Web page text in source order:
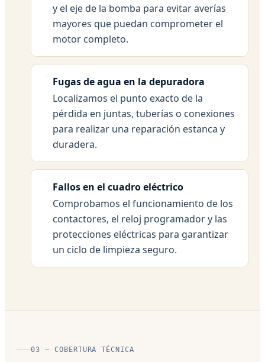
y el eje de la bomba para evitar averías
mayores que puedan comprometer el
motor completo.
Fugas de agua en la depuradora
Localizamos el punto exacto de la
pérdida en juntas, tuberías o conexiones
para realizar una reparación estanca y
duradera.
Fallos en el cuadro eléctrico
Comprobamos el funcionamiento de los
contactores, el reloj programador y las
protecciones eléctricas para garantizar
un ciclo de limpieza seguro.
03 — COBERTURA TÉCNICA